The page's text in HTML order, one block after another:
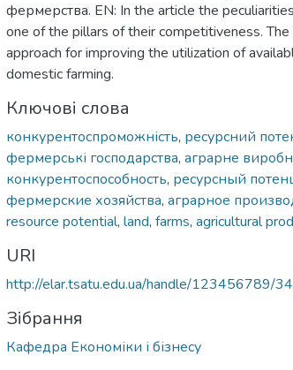
фермерства. EN: In the article the
one of the pillars of their competitiveness.
approach for improving the utilization of
domestic farming.
Ключові слова
конкурентоспроможність, ресурсний
фермерські господарства, аграрне
конкурентоспособность, ресурсный
фермерские хозяйства, аграрное
resource potential, land, farms, agricultural
URI
http://elar.tsatu.edu.ua/handle/123456789/
Зібрання
Кафедра Економіки і бізнесу